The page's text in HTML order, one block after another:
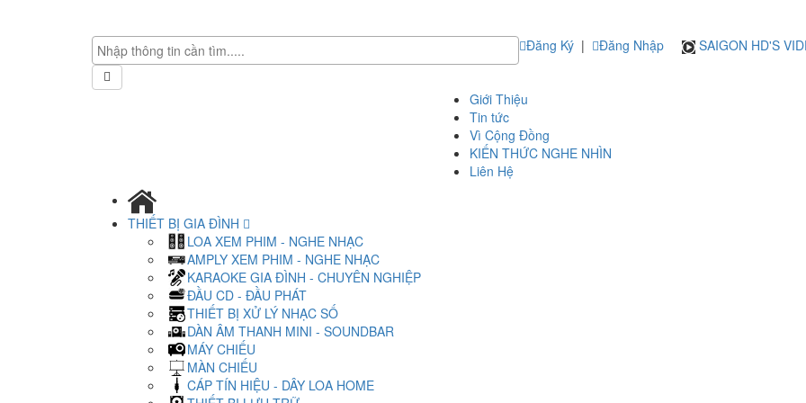
Đăng Ký | Đăng Nhập SAIGON HD'S
Giới Thiệu
Tin tức
Vì Cộng Đồng
KIẾN THỨC NGHE NHÌN
Liên Hệ
THIẾT BỊ GIA ĐÌNH
LOA XEM PHIM - NGHE NHẠC
AMPLY XEM PHIM - NGHE NHẠC
KARAOKE GIA ĐÌNH - CHUYÊN NGHIỆP
ĐẦU CD - ĐẦU PHÁT
THIẾT BỊ XỬ LÝ NHẠC SỐ
DÀN ÂM THANH MINI - SOUNDBAR
MÁY CHIẾU
MÀN CHIẾU
CÁP TÍN HIỆU - DÂY LOA HOME